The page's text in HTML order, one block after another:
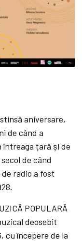
aniversare,
de când a
țară și de
de când
radio a fost
POPULARĂ
deosebit
cu începere de la